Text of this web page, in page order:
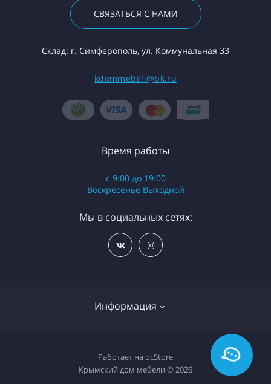
СВЯЗАТЬСЯ С НАМИ
Склад: г. Симферополь, ул. Коммунальная 33
kdommebeli@bk.ru
Информация
Разработка сайта WebStar
Связаться с нами
Время работы
с 9:00 до 19:00
Воскресенье Выходной
Мы в социальных сетях:
Работает на ocStore
Крымский дом мебели © 2026